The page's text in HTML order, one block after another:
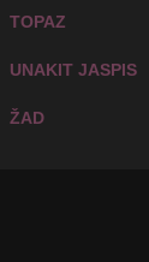
TOPAZ
UNAKIT JASPIS
ŽAD